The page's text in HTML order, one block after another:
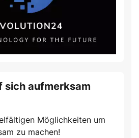
sich aufmerksam
Möglichkeiten um
zu machen!